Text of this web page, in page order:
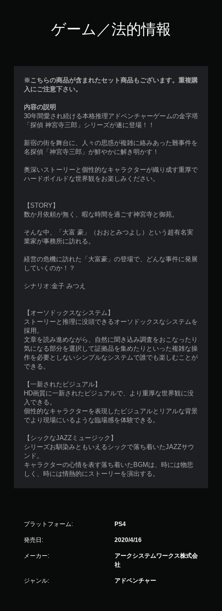
ゲーム／法的情報
※こちらの商品が含まれたセット商品もございます。重複購
入にご注意下さい。
内容の説明
30年間愛され続ける本格推理アドベンチャーゲームの金字塔
「探偵 神宮寺三郎」シリーズが遂に登場！！
新宿の街を舞台に、人々の思惑が複雑に絡みあった難事件を
名探偵「神宮寺三郎」が鮮やかに解き明かす！
奥深いストーリーと個性的なキャラクターが織り成す重厚で
ハードボイルドな世界観をお楽しみください。
【STORY】
数か月依頼が無く、暇な時間を過ごす神宮寺と御苑。
そんな中、「大富 豪」（おおとみつよし）という超有名実
業家が事務所に訪れる。
経営の危機に訪れた「大富豪」の登場で、どんな事件に発展
していくのか！？
シナリオ:金子 みつえ
【オーソドックスなシステム】
ストーリーと推理に没頭できるオーソドックスなシステムを
採用。
文章を読み進めながら、自然に聞き込み調査をおこなったり
気になる部分を選択して証拠品を集めたりといった複雑な操
作を必要としないシンプルなシステムで誰でも楽しむことが
できる。
【一新されたビジュアル】
HD画質に一新されたビジュアルで、より重厚な世界観に没
入できる。
個性的なキャラクターを表現したビジュアルとリアルな背景
でより現場にいるような臨場感を体験できる。
【シックなJAZZミュージック】
シリーズお馴染みともいえるシックで落ち着いたJAZZサウ
ンド。
キャラクターの心情を表す落ち着いたBGMは、時には物悲
しく、時には情熱的にストーリーを演出する。
プラットフォーム: PS4
発売日: 2020/4/16
メーカー:
アークシステムワークス株式会
社
ジャンル: アドベンチャー